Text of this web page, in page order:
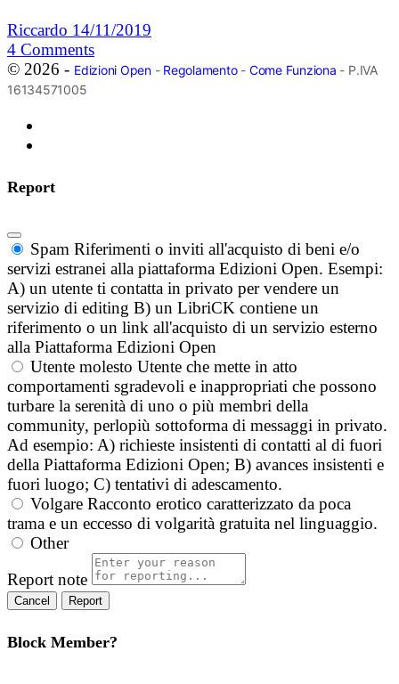
Riccardo 14/11/2019
4 Comments
© 2026 - Edizioni Open- Regolamento- Come Funziona - P.IVA
16134571005
Report
Spam Riferimenti o inviti all'acquisto di beni e/o
servizi estranei alla piattaforma Edizioni Open. Esempi:
A) un utente ti contatta in privato per vendere un
servizio di editing B) un LibriCK contiene un
riferimento o un link all'acquisto di un servizio esterno
alla Piattaforma Edizioni Open
Utente molesto Utente che mette in atto
comportamenti sgradevoli e inappropriati che possono
turbare la serenità di uno o più membri della
community, perlopiù sottoforma di messaggi in privato.
Ad esempio: A) richieste insistenti di contatti al di fuori
della Piattaforma Edizioni Open; B) avances insistenti e
fuori luogo; C) tentativi di adescamento.
Volgare Racconto erotico caratterizzato da poca
trama e un eccesso di volgarità gratuita nel linguaggio.
Other
Report note
Report
Block Member?